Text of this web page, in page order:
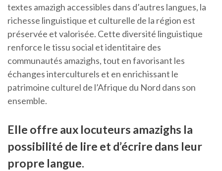
textes amazigh accessibles dans d’autres langues, la
richesse linguistique et culturelle de la région est
préservée et valorisée. Cette diversité linguistique
renforce le tissu social et identitaire des
communautés amazighs, tout en favorisant les
échanges interculturels et en enrichissant le
patrimoine culturel de l’Afrique du Nord dans son
ensemble.
Elle offre aux locuteurs amazighs la
possibilité de lire et d’écrire dans leur
propre langue.